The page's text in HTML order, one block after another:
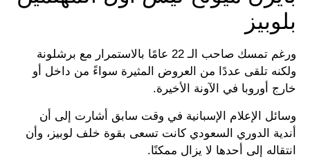
بلوبيز
ورغم تمسك صاحب الـ 22 عامًا بالاستمرار مع برشلونة
ولكنه تلقى عددًا من العروض المثيرة سواءً من داخل أو
خارج أوروبا في الآونة الأخيرة.
وسائل الإعلام الإسبانية في وقت سابق أشارت إلى أن
أندية الدوري السعودي كانت تسعى بقوة خلف لوبيز، وأن
انتقاله إلى أحدها لا يزال ممكنًا.